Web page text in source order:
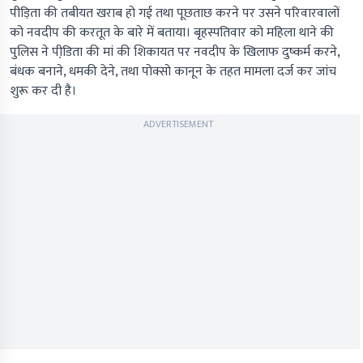
पीड़िता की तबीयत खराब हो गई तथा पूछताछ करने पर उसने परिवारवालों
को नवदीप की करतूत के बारे में बताया। बृहस्पतिवार को महिला थाने की
पुलिस ने पीडि़ता की मां की शिकायत पर नवदीप के खिलाफ दुष्कर्म करने,
बंधक बनाने, धमकी देने, तथा पोक्सो कानून के तहत मामला दर्ज कर जांच
शुरू कर दी है।
ADVERTISEMENT